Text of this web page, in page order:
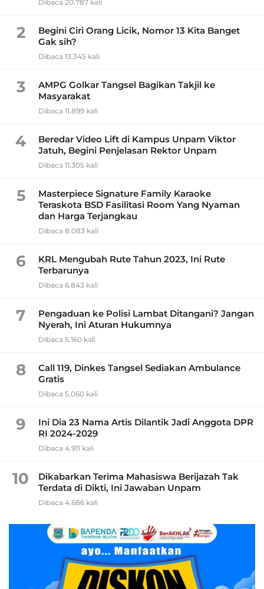
Dibaca 20.787 kali
2
Begini Ciri Orang Licik, Nomor 13 Kita Banget
Gak sih?
Dibaca 13.345 kali
3
AMPG Golkar Tangsel Bagikan Takjil ke
Masyarakat
Dibaca 11.899 kali
4
Beredar Video Lift di Kampus Unpam Viktor
Jatuh, Begini Penjelasan Rektor Unpam
Dibaca 11.305 kali
5
Masterpiece Signature Family Karaoke
Teraskota BSD Fasilitasi Room Yang Nyaman
dan Harga Terjangkau
Dibaca 8.083 kali
6
KRL Mengubah Rute Tahun 2023, Ini Rute
Terbarunya
Dibaca 6.843 kali
7
Pengaduan ke Polisi Lambat Ditangani? Jangan
Nyerah, Ini Aturan Hukumnya
Dibaca 5.160 kali
8
Call 119, Dinkes Tangsel Sediakan Ambulance
Gratis
Dibaca 5.060 kali
9
Ini Dia 23 Nama Artis Dilantik Jadi Anggota DPR
RI 2024-2029
Dibaca 4.911 kali
10
Dikabarkan Terima Mahasiswa Berijazah Tak
Terdata di Dikti, Ini Jawaban Unpam
Dibaca 4.686 kali